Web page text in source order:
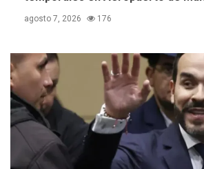
agosto 7, 2026 176